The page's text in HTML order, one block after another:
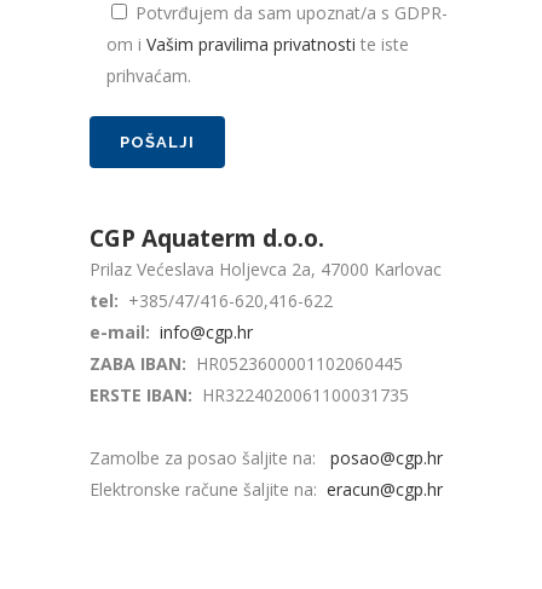
Potvrđujem da sam upoznat/a s GDPR-
om i Vašim pravilima privatnosti te iste
prihvaćam.
CGP Aquaterm d.o.o.
Prilaz Većeslava Holjevca 2a, 47000 Karlovac
tel: +385/47/416-620,416-622
e-mail: info@cgp.hr
ZABA IBAN: HR0523600001102060445
ERSTE IBAN: HR3224020061100031735
Zamolbe za posao šaljite na: posao@cgp.hr
Elektronske račune šaljite na: eracun@cgp.hr